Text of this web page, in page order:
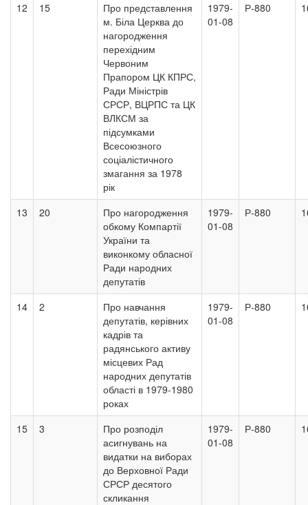
12 15
Про представлення
м. Біла Церква до
нагородження
перехідним
Червоним
Прапором ЦК КПРС,
Ради Міністрів
СРСР, ВЦРПС та ЦК
ВЛКСМ за
підсумками
Всесоюзного
соціалістичного
змагання за 1978
рік
1979-
01-08
Р-880
13 20
Про нагородження
обкому Компартії
України та
виконкому обласної
Ради народних
депутатів
1979-
01-08
Р-880
14 2
Про навчання
депутатів, керівних
кадрів та
радянського активу
місцевих Рад
народних депутатів
області в 1979-1980
роках
1979-
01-08
Р-880
15 3
Про розподіл
асигнувань на
видатки на виборах
до Верховної Ради
СРСР десятого
скликання
1979-
01-08
Р-880